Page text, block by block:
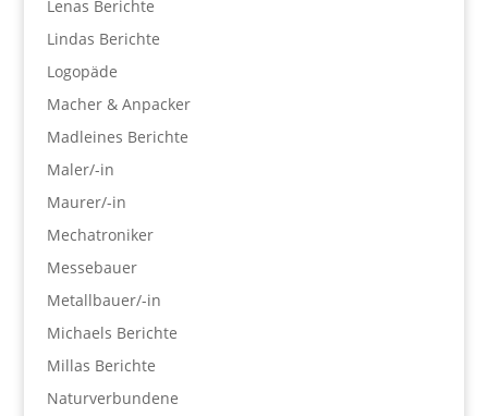
Lenas Berichte
Lindas Berichte
Logopäde
Macher & Anpacker
Madleines Berichte
Maler/-in
Maurer/-in
Mechatroniker
Messebauer
Metallbauer/-in
Michaels Berichte
Millas Berichte
Naturverbundene